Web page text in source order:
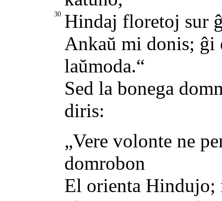
Hindaj floretoj sur
30
Ankaŭ mi donis; ĝi
laŭmoda.“
Sed la bonega
diris:
„Vere volonte ne
domrobon
El orienta Hindujo;